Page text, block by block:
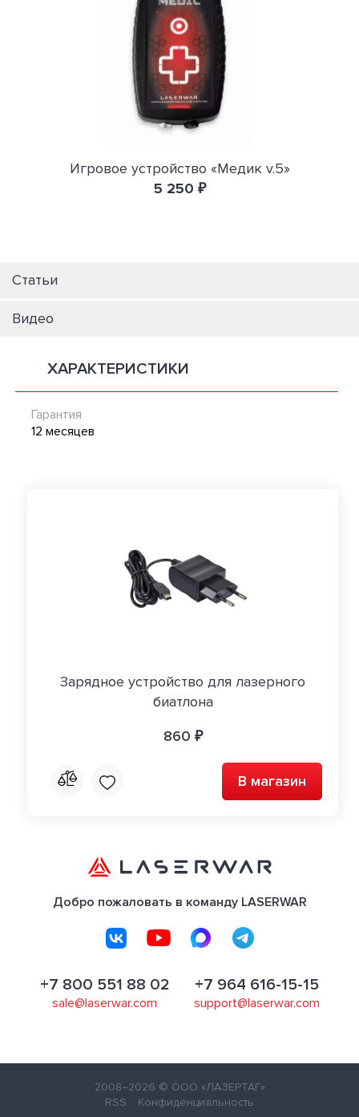
Игровое устройство «Медик v.5»
5 250 ₽
Статьи
Видео
ХАРАКТЕРИСТИКИ
Гарантия
12 месяцев
Зарядное устройство для лазерного
биатлона
860 ₽
В магазин
Добро пожаловать в команду LASERWAR
+7 800 551 88 02
sale@laserwar.com
+7 964 616-15-15
support@laserwar.com
2008–2026 © ООО «ЛАЗЕРТАГ»
RSS
Конфиденциальность